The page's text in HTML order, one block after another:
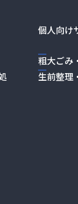
個人向け
粗大ごみ
生前整理